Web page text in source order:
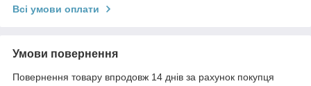
Всі умови оплати
Умови повернення
Повернення товару впродовж 14 днів за рахунок покупця